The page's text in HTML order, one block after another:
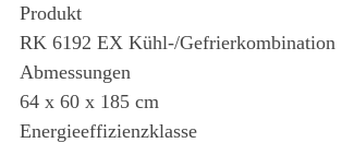
Produkt
RK 6192 EX Kühl-/Gefrierkombination
Abmessungen
64 x 60 x 185 cm
Energieeffizienzklasse